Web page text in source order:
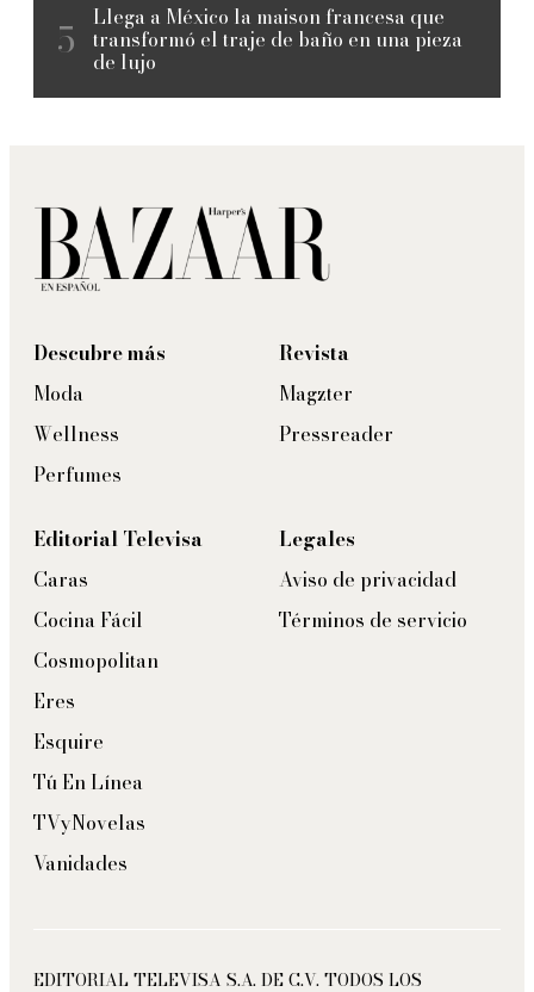
Llega a México la maison francesa que
transformó el traje de baño en una pieza
de lujo
Descubre más
Moda
Wellness
Perfumes
Revista
Magzter
Pressreader
Editorial Televisa
Caras
Cocina Fácil
Cosmopolitan
Eres
Esquire
Tú En Línea
TVyNovelas
Vanidades
Legales
Aviso de privacidad
Términos de servicio
EDITORIAL TELEVISA S.A. DE C.V. TODOS LOS